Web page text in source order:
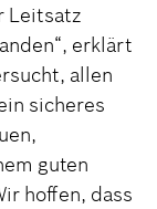
Leitsatz
erklärt
allen
sicheres
guten
hoffen, dass